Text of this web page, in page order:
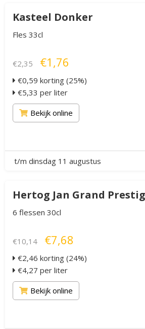
Kasteel Donker
Fles 33cl
€2,35 €1,76
€0,59 korting (25%)
€5,33 per liter
Bekijk online
t/m dinsdag 11 augustus
Hertog Jan Grand
6 flessen 30cl
€10,14 €7,68
€2,46 korting (24%)
€4,27 per liter
Bekijk online